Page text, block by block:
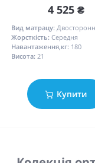
4 525 ₴
Вид матрацу:
Жорсткість: Середня
Навантаження,кг: 180
Висота: 21
Купити